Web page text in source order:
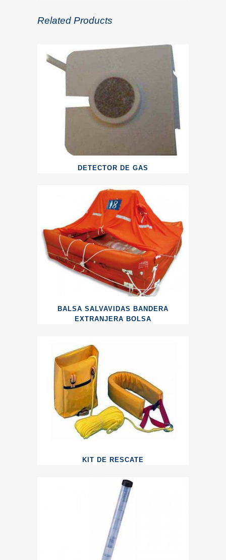
Related Products
DETECTOR DE GAS
BALSA SALVAVIDAS BANDERA
EXTRANJERA BOLSA
KIT DE RESCATE